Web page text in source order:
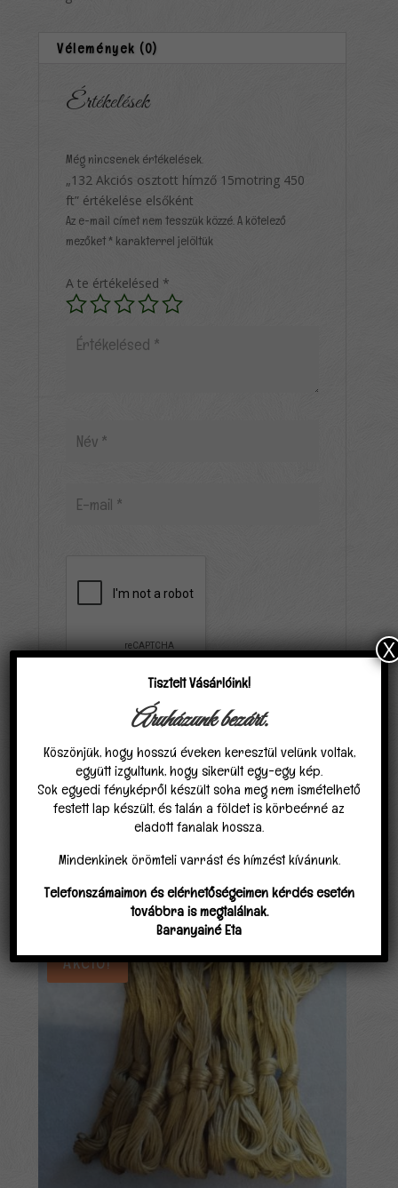
Vélemények (0)
Értékelések
Még nincsenek értékelések.
„132 Akciós osztott hímző 15motring 450
ft” értékelése elsőként
Az e-mail címet nem tesszük közzé.A kötelező
mezőket * karakterrel jelöltük
A te értékelésed *
Elfogadom, hogy a carpathiagobelin.hu tárolja
és kezeli adataimat azAdatvédelmi
nyilatkozatban találhatóak szerint.*
Kapcsolódó termékek
Akció!
Tisztelt Vásárlóink!
Áruházunk bezárt.
Köszönjük, hogy hosszú éveken keresztül velünk voltak,
együtt izgultunk, hogy sikerült egy-egy kép.
Sok egyedi fényképről készült soha meg nem ismételhető
festett lap készült, és talán a földet is körbeérné az
eladott fanalak hossza.
Mindenkinek örömteli varrást és hímzést kívánunk.
Telefonszámaimon és elérhetőségeimen kérdés esetén
továbbra is megtalálnak.
Baranyainé Eta
X